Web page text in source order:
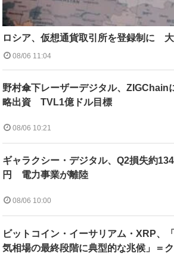
ロシア、仮想通貨取引所を登録制に
08/06 11:04
野村傘下レーザーデジタル、ZIGChain
略出資 TVL1億ドル目標
08/06 10:21
ギャラクシー・デジタル、Q2損失約
円 電力事業が離陸
08/06 10:00
ビットコイン・イーサリアム・XRP、
気相場の最終段階に典型的な兆候」＝ク